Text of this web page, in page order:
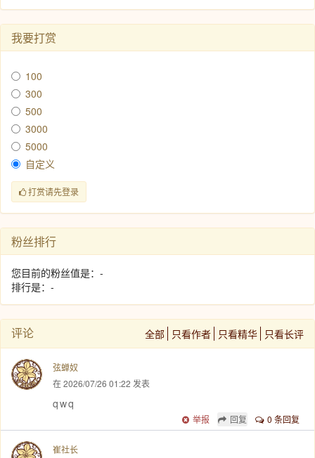
我要打赏
100
300
500
3000
5000
自定义
打赏请先登录
粉丝排行
您目前的粉丝值是：-
排行是：-
评论 全部 只看作者 只看精华 只看长评
弦蝉奴
在 2026/07/26 01:22 发表
q w q
0 条回复
回复
举报
崔社长